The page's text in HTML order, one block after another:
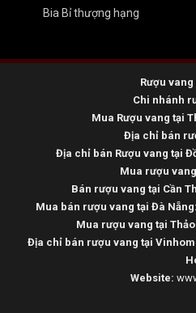
Bia Bỉ thượng hạng
Rượu
Chi nhánh
Mua Rượu vang tại
Địa chỉ bán
Địa chỉ bán Rượu vang tại
Mua rượu
Bán rượu vang tại Cần
Mua bán rượu vang tại Đà Nẵng:
Mua rượu vang tại
Địa chỉ bán rượu vang tại
Website: